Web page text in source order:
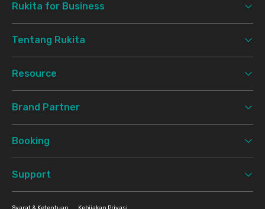
Rukita for Business
Tentang Rukita
Resource
Brand Partner
Booking
Support